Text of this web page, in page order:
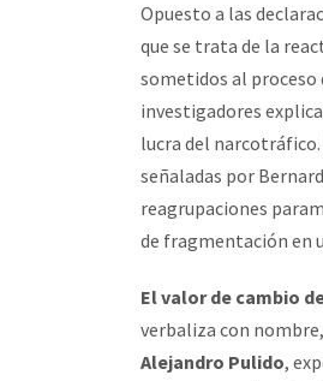
Opuesto a las
que se trata de la
sometidos al proceso
investigadores
lucra del narcotráfico.
señaladas por
reagrupaciones
de fragmentación en
El valor de cambio
verbaliza con
Alejandro Pulido,